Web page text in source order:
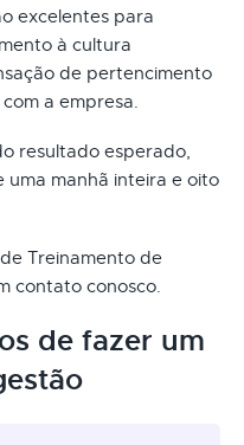
excelentes para
à cultura
de pertencimento
a empresa.
resultado esperado,
uma manhã inteira e oito
Treinamento de
contato conosco.
de fazer um